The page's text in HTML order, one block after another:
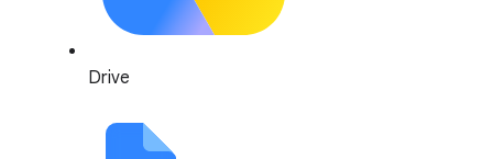
Drive